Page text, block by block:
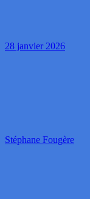
28 janvier 2026
Stéphane Fougère